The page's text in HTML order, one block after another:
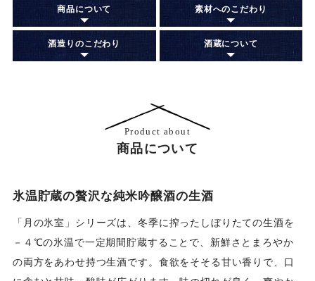
商品について 素材へのこだわり
酒造りのこだわり 酒蔵について
Product about
商品について
氷温貯蔵の贅沢な純米吟醸酒の生酒
「月の氷室」シリーズは、冬季に搾ったしぼりたての生酒を
－４℃の氷温で一定期間貯蔵することで、新鮮さとまろやか
の両方をあわせ持つ生酒です。食欲をそそる甘い香りで、口